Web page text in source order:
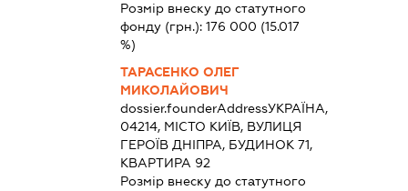
Розмір внеску до статутного
фонду (грн.):176 000 (15.017
%)
ТАРАСЕНКО ОЛЕГ
МИКОЛАЙОВИЧ
dossier.founderAddressУКРАЇНА,
04214, МІСТО КИЇВ, ВУЛИЦЯ
ГЕРОЇВ ДНІПРА, БУДИНОК 71,
КВАРТИРА 92
Розмір внеску до статутного